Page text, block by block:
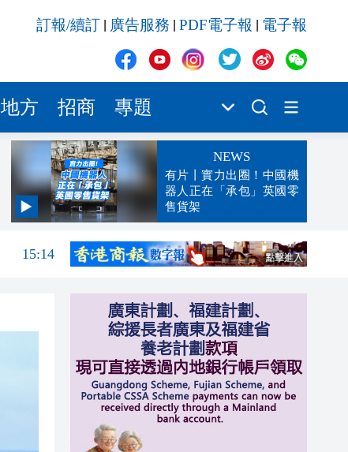
訂報/續訂 廣告服務 PDF電子報 電子報
地方 招商 專題
NEWS
有片丨實力出圈！中國機
器人正在「承包」英國零
售貨架
15:22
15:14